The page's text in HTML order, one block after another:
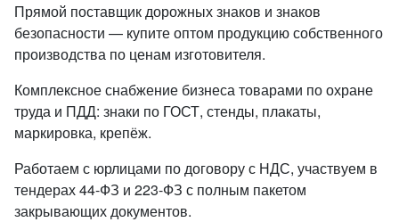
Прямой поставщик дорожных знаков и знаков
безопасности — купите оптом продукцию собственного
производства по ценам изготовителя.
Комплексное снабжение бизнеса товарами по охране
труда и ПДД: знаки по ГОСТ, стенды, плакаты,
маркировка, крепёж.
Работаем с юрлицами по договору с НДС, участвуем в
тендерах 44-ФЗ и 223-ФЗ с полным пакетом
закрывающих документов.